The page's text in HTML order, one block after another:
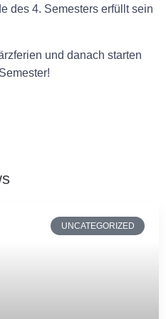
des 4. Semesters erfüllt sein
und danach starten
UNCATEGORIZED